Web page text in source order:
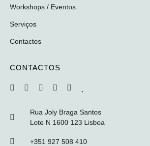
Workshops / Eventos
Serviços
Contactos
CONTACTOS
Rua Joly Braga Santos
Lote N 1600 123 Lisboa
+351 927 508 410